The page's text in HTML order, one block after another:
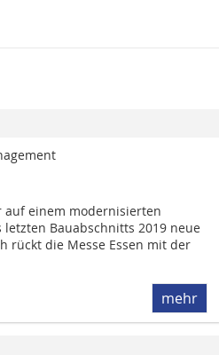
auf einem modernisierten
Bauabschnitts 2019 neue
rückt die Messe Essen mit der
mehr